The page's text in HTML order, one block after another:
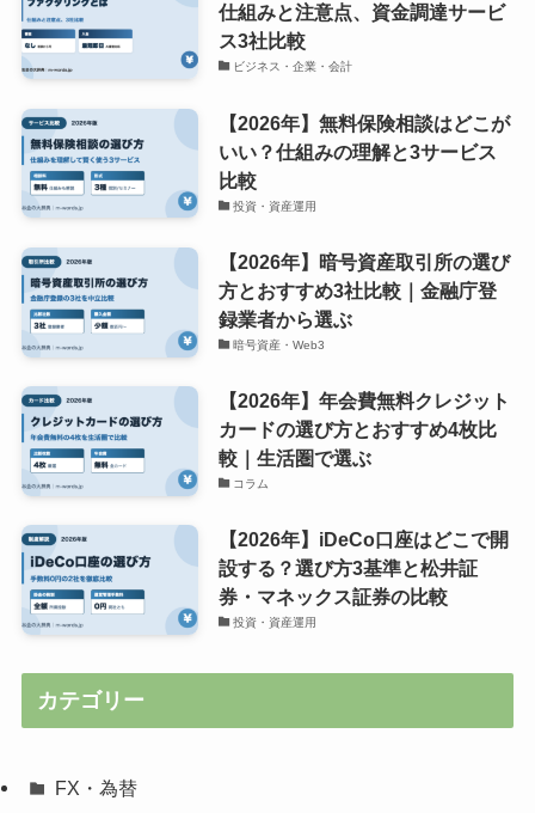
仕組みと注意点、資金調達サービ
ス3社比較
ビジネス・企業・会計
【2026年】無料保険相談はどこが
いい？仕組みの理解と3サービス
比較
投資・資産運用
【2026年】暗号資産取引所の選び
方とおすすめ3社比較｜金融庁登
録業者から選ぶ
暗号資産・Web3
【2026年】年会費無料クレジット
カードの選び方とおすすめ4枚比
較｜生活圏で選ぶ
コラム
【2026年】iDeCo口座はどこで開
設する？選び方3基準と松井証
券・マネックス証券の比較
投資・資産運用
カテゴリー
FX・為替